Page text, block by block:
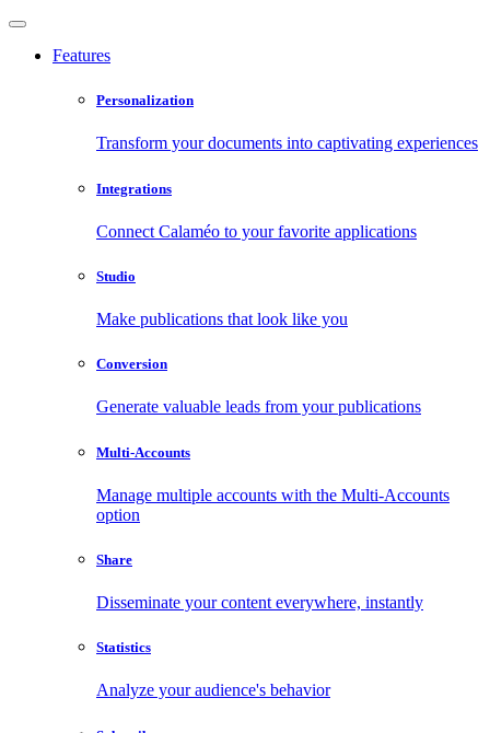
Features
Personalization
Transform your documents into captivating experiences
Integrations
Connect Calaméo to your favorite applications
Studio
Make publications that look like you
Conversion
Generate valuable leads from your publications
Multi-Accounts
Manage multiple accounts with the Multi-Accounts
option
Share
Disseminate your content everywhere, instantly
Statistics
Analyze your audience's behavior